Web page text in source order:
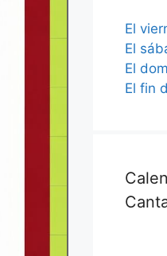
El
El
El
El fin